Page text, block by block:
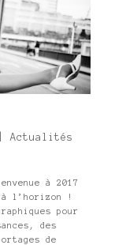
Actualités
à 2017
l’horizon !
pour
des
de